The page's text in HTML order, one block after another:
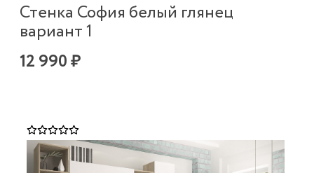
Стенка София белый глянец
вариант 1
12 990 ₽